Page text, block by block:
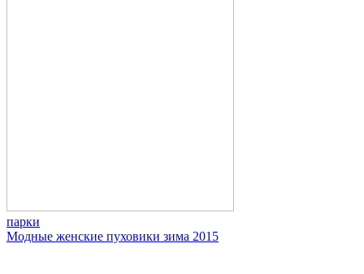
парки
Модные женские пуховики зима 2015